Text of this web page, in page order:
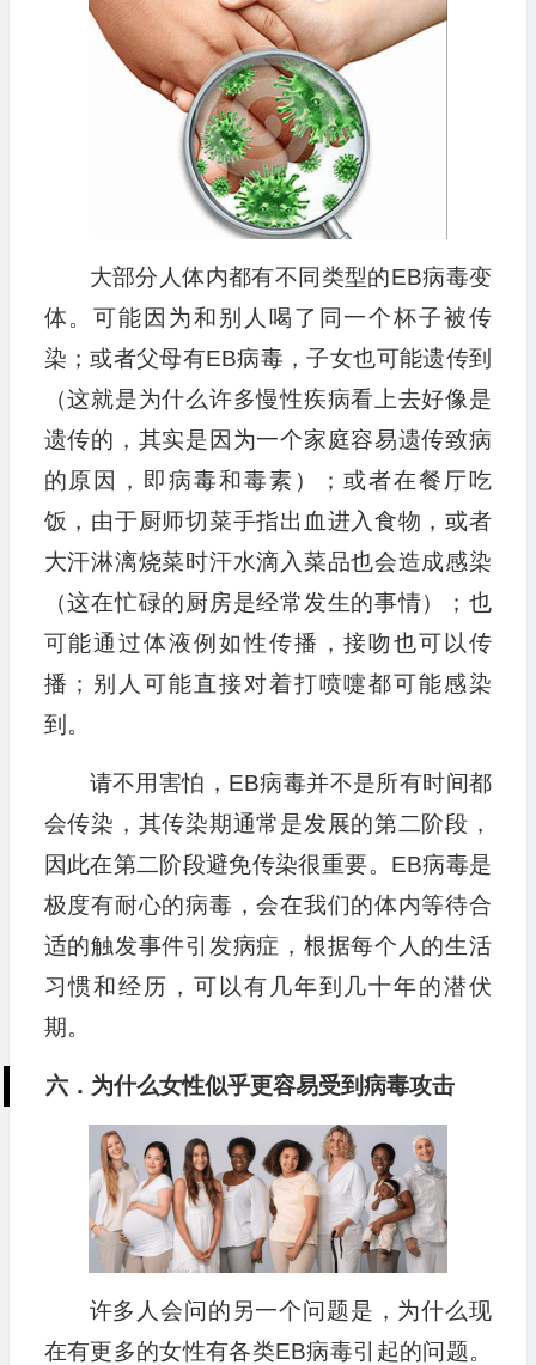
大部分人体内都有不同类型的EB病毒变
体。可能因为和别人喝了同一个杯子被传
染；或者父母有EB病毒，子女也可能遗传到
（这就是为什么许多慢性疾病看上去好像是
遗传的，其实是因为一个家庭容易遗传致病
的原因，即病毒和毒素）；或者在餐厅吃
饭，由于厨师切菜手指出血进入食物，或者
大汗淋漓烧菜时汗水滴入菜品也会造成感染
（这在忙碌的厨房是经常发生的事情）；也
可能通过体液例如性传播，接吻也可以传
播；别人可能直接对着打喷嚏都可能感染
到。
请不用害怕，EB病毒并不是所有时间都
会传染，其传染期通常是发展的第二阶段，
因此在第二阶段避免传染很重要。EB病毒是
极度有耐心的病毒，会在我们的体内等待合
适的触发事件引发病症，根据每个人的生活
习惯和经历，可以有几年到几十年的潜伏
期。
六．为什么女性似乎更容易受到病毒攻击
许多人会问的另一个问题是，为什么现
在有更多的女性有各类EB病毒引起的问题。